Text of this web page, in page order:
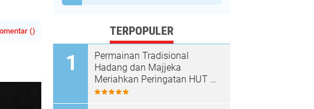
() TERPOPULER
Permainan Tradisional
Hadang dan Majjeka
Meriahkan Peringatan HUT RI
di Sibulue